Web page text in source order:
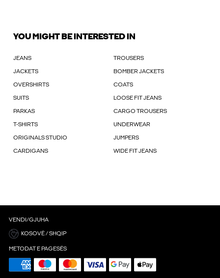
YOU MIGHT BE INTERESTED IN
JEANS TROUSERS
JACKETS BOMBER JACKETS
OVERSHIRTS COATS
SUITS LOOSE FIT JEANS
PARKAS CARGO TROUSERS
T-SHIRTS UNDERWEAR
ORIGINALS STUDIO JUMPERS
CARDIGANS WIDE FIT JEANS
VENDI/GJUHA
KOSOVË / SHQIP
METODAT E PAGESËS